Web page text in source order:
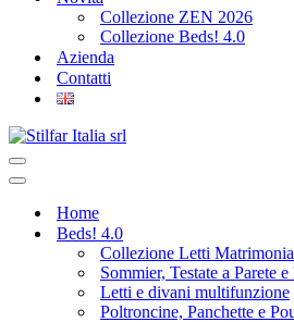
Collezione ZEN 2026
Collezione Beds! 4.0
Azienda
Contatti
Home
Beds! 4.0
Collezione Letti
Sommier, Testate a Parete
Letti e divani multifunzione
Poltroncine, Panchette e